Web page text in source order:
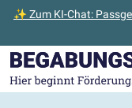
✨ Zum KI-Chat:
Zum Hauptinhalt
Zur Startseite